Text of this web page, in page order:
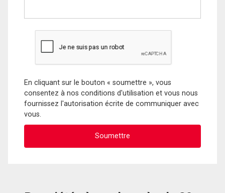
En cliquant sur le bouton « soumettre », vous
consentez à nos conditions d'utilisation et vous nous
fournissez l'autorisation écrite de communiquer avec
vous.